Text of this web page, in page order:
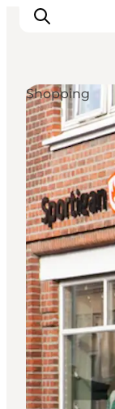
Events
Erlebnisse
Unsere
Essen &
Tickets
Plane
Shopping